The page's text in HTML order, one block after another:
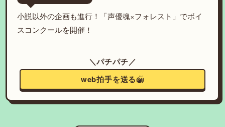
小説以外の企画も進行！「声優魂×フォレスト」でボイ
スコンクールを開催！
＼パチパチ／
web拍手を送る